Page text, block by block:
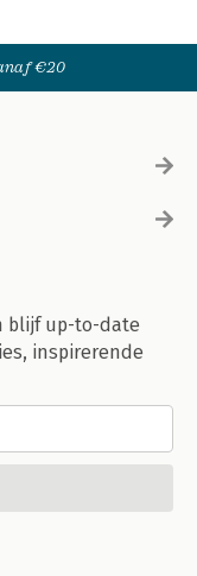
€20
blijf up-to-date
inspirerende